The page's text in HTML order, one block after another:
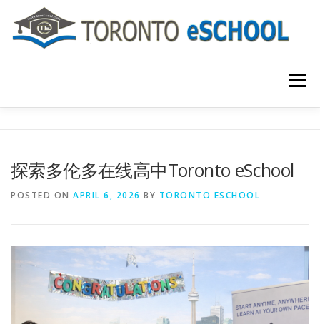
content
Menu
探索多伦多在线高中Toronto eSchool
POSTED ON APRIL 6, 2026 BY TORONTO ESCHOOL